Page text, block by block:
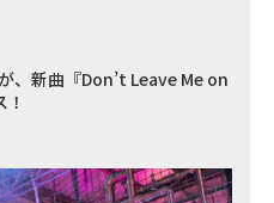
、新曲『Don’t Leave Me on